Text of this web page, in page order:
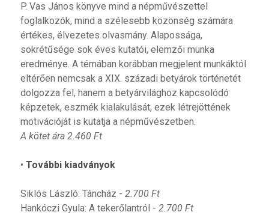
P. Vas János könyve mind a népművészettel
foglalkozók, mind a szélesebb közönség számára
értékes, élvezetes olvasmány. Alapossága,
sokrétűsége sok éves kutatói, elemzői munka
eredménye. A témában korábban megjelent munkáktól
eltérően nemcsak a XIX. századi betyárok történetét
dolgozza fel, hanem a betyárvilághoz kapcsolódó
képzetek, eszmék kialakulását, ezek létrejöttének
motivációját is kutatja a népművészetben.
A kötet ára 2.460 Ft
• További kiadványok
Siklós László: Táncház - 2.700 Ft
Hankóczi Gyula: A tekerőlantról - 2.700 Ft